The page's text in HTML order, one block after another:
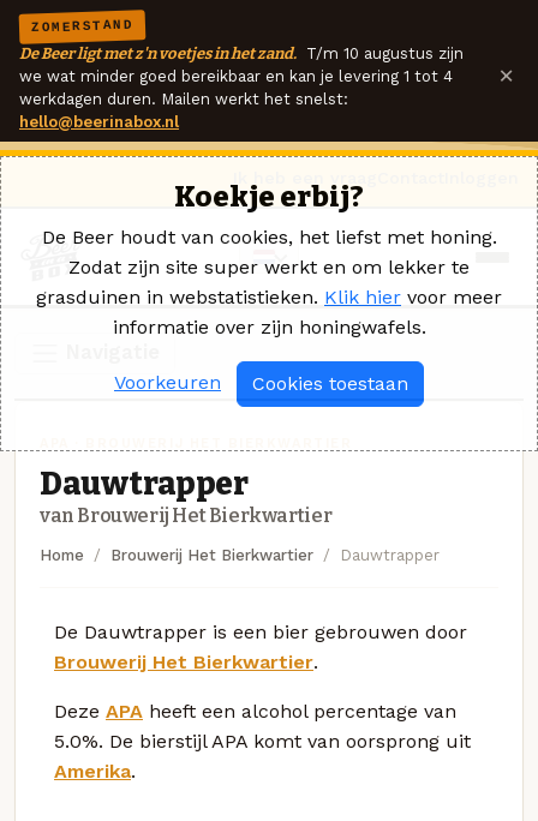
ZOMERSTAND
De Beer ligt met z'n voetjes in het zand. T/m 10 augustus zijn
we wat minder goed bereikbaar en kan je levering 1 tot 4
werkdagen duren. Mailen werkt het snelst:
hello@beerinabox.nl
×
Dauwtrapper
van Brouwerij Het Bierkwartier
Home Brouwerij Het Bierkwartier Dauwtrapper
De Dauwtrapper is een bier gebrouwen door
Brouwerij Het Bierkwartier.
Deze APA heeft een alcohol percentage van
5.0%. De bierstijl APA komt van oorsprong uit
Amerika.
Koekje erbij?
De Beer houdt van cookies, het liefst met honing.
Zodat zijn site super werkt en om lekker te
grasduinen in webstatistieken. Klik hier voor meer
informatie over zijn honingwafels.
Voorkeuren Cookies toestaan